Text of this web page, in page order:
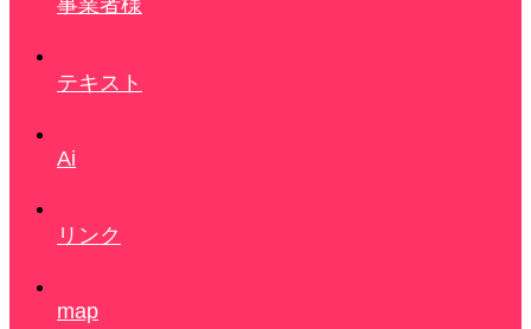
事業者様
テキスト
Ai
リンク
map